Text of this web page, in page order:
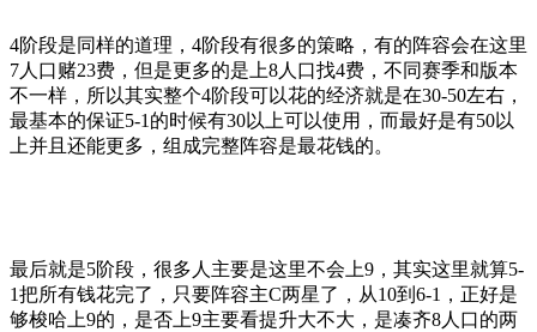
4阶段是同样的道理，4阶段有很多的策略，有的阵容会在这里
7人口赌23费，但是更多的是上8人口找4费，不同赛季和版本
不一样，所以其实整个4阶段可以花的经济就是在30-50左右，
最基本的保证5-1的时候有30以上可以使用，而最好是有50以
上并且还能更多，组成完整阵容是最花钱的。
最后就是5阶段，很多人主要是这里不会上9，其实这里就算5-
1把所有钱花完了，只要阵容主C两星了，从10到6-1，正好是
够梭哈上9的，是否上9主要看提升大不大，是凑齐8人口的两